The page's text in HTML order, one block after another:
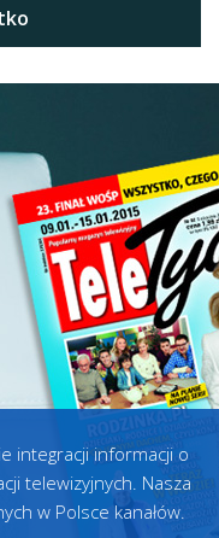
integracji informacji o
telewizyjnych. Nasza
w Polsce kanałów.